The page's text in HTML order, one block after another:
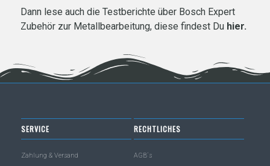
Dann lese auch die Testberichte über Bosch Expert
Zubehör zur Metallbearbeitung, diese findest Du hier.
SERVICE
Zahlung & Versand
RECHTLICHES
AGB´s